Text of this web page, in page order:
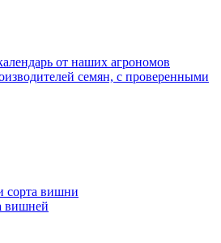
от наших агрономов
семян, с проверенными
сорта вишни
вишней